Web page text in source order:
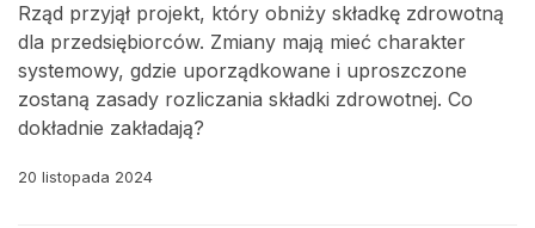
Rząd przyjął projekt, który obniży składkę zdrowotną
dla przedsiębiorców. Zmiany mają mieć charakter
systemowy, gdzie uporządkowane i uproszczone
zostaną zasady rozliczania składki zdrowotnej. Co
dokładnie zakładają?
20 listopada 2024